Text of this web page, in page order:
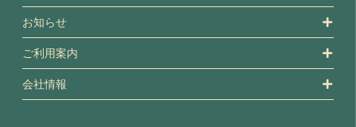
お知らせ
ご利用案内
会社情報